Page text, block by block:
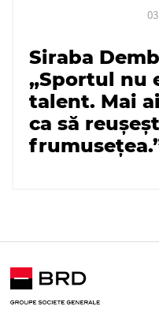
Siraba
„Sportul nu
talent. Mai
ca să